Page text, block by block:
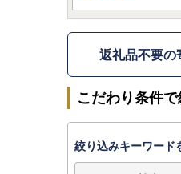
返礼品不要の
こだわり条件
絞り込みキーワード